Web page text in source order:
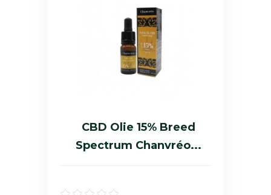
CBD Olie 15% Breed
Spectrum Chanvréo...